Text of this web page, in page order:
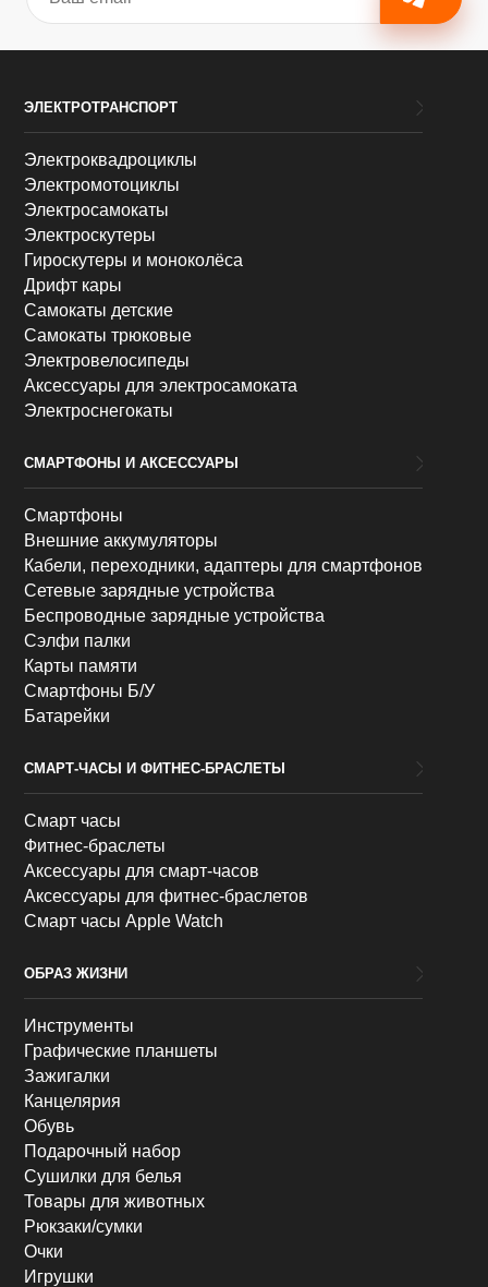
ЭЛЕКТРОТРАНСПОРТ
Электроквадроциклы
Электромотоциклы
Электросамокаты
Электроскутеры
Гироскутеры и моноколёса
Дрифт кары
Самокаты детские
Самокаты трюковые
Электровелосипеды
Аксессуары для электросамоката
Электроснегокаты
СМАРТФОНЫ И АКСЕССУАРЫ
Смартфоны
Внешние аккумуляторы
Кабели, переходники, адаптеры для смартфонов
Сетевые зарядные устройства
Беспроводные зарядные устройства
Сэлфи палки
Карты памяти
Смартфоны Б/У
Батарейки
СМАРТ-ЧАСЫ И ФИТНЕС-БРАСЛЕТЫ
Смарт часы
Фитнес-браслеты
Аксессуары для смарт-часов
Аксессуары для фитнес-браслетов
Смарт часы Apple Watch
ОБРАЗ ЖИЗНИ
Инструменты
Графические планшеты
Зажигалки
Канцелярия
Обувь
Подарочный набор
Сушилки для белья
Товары для животных
Рюкзаки/сумки
Очки
Игрушки